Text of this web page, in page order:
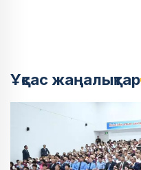
Ұқсас жаңалықтар